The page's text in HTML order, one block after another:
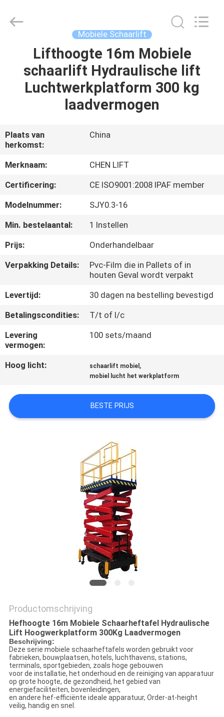
PRODUCTEN
ONS
FABRIEKSTOCHT
KWALITEITSCONTROLE
NEEM
CONTACT
MET
OP
NIEUWS
VRAAG
OFFERTE
PRIVACYBELEID
LTD.
Mobiele Schaarlift
Lifthoogte 16m Mobiele
schaarlift Hydraulische lift
Luchtwerkplatform 300 kg
laadvermogen
Plaats van
herkomst:
China
Merknaam:
CHEN LIFT
Certificering:
CE ISO9001:2008 IPAF member
Modelnummer:
SJY0.3-16
Min. bestelaantal:
1 Instellen
Prijs:
Onderhandelbaar
Verpakking Details:
Pvc-Film die in Pallets of in
houten Geval wordt verpakt
Levertijd:
30 dagen na bestelling bevestigd
Betalingscondities:
T/t of l/c
Levering
vermogen:
100 sets/maand
Hoog licht: schaarlift mobiel ,
mobiel lucht het werkplatform
BESTE PRIJS
Productomschrijving
Hefhoogte 16m Mobiele Schaarheftafel Hydraulische
Lift Hoogwerkplatform 300Kg Laadvermogen
Beschrijving:
Deze serie mobiele schaarheftafels worden gebruikt voor
fabrieken, bouwplaatsen, hotels, luchthavens, stations,
terminals, sportgebieden, zoals hoge gebouwen
voor de installatie, het onderhoud en de reiniging van apparatuur
op grote hoogte, de gezondheid, het gebied van
energiefaciliteiten, bovenleidingen,
en andere hef-efficiënte ideale apparatuur, Order-at-height
veilig, handig en snel.